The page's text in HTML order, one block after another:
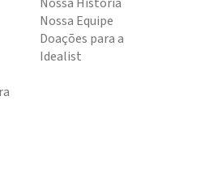
Nossa Equipe
Doações para a
Idealist